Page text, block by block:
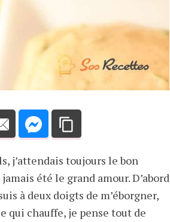
j’attendais toujours le bon
été le grand amour. D’abord
à deux doigts de m’éborgner,
qui chauffe, je pense tout de